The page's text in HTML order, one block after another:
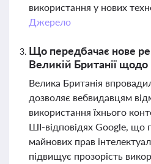
використання у нових
Джерело
Що передбачає нове
Великій Британії
Велика Британія
дозволяє вебвидавцям
використання їхнього
ШІ-відповідях Google, що
майнових прав
підвищує прозорість